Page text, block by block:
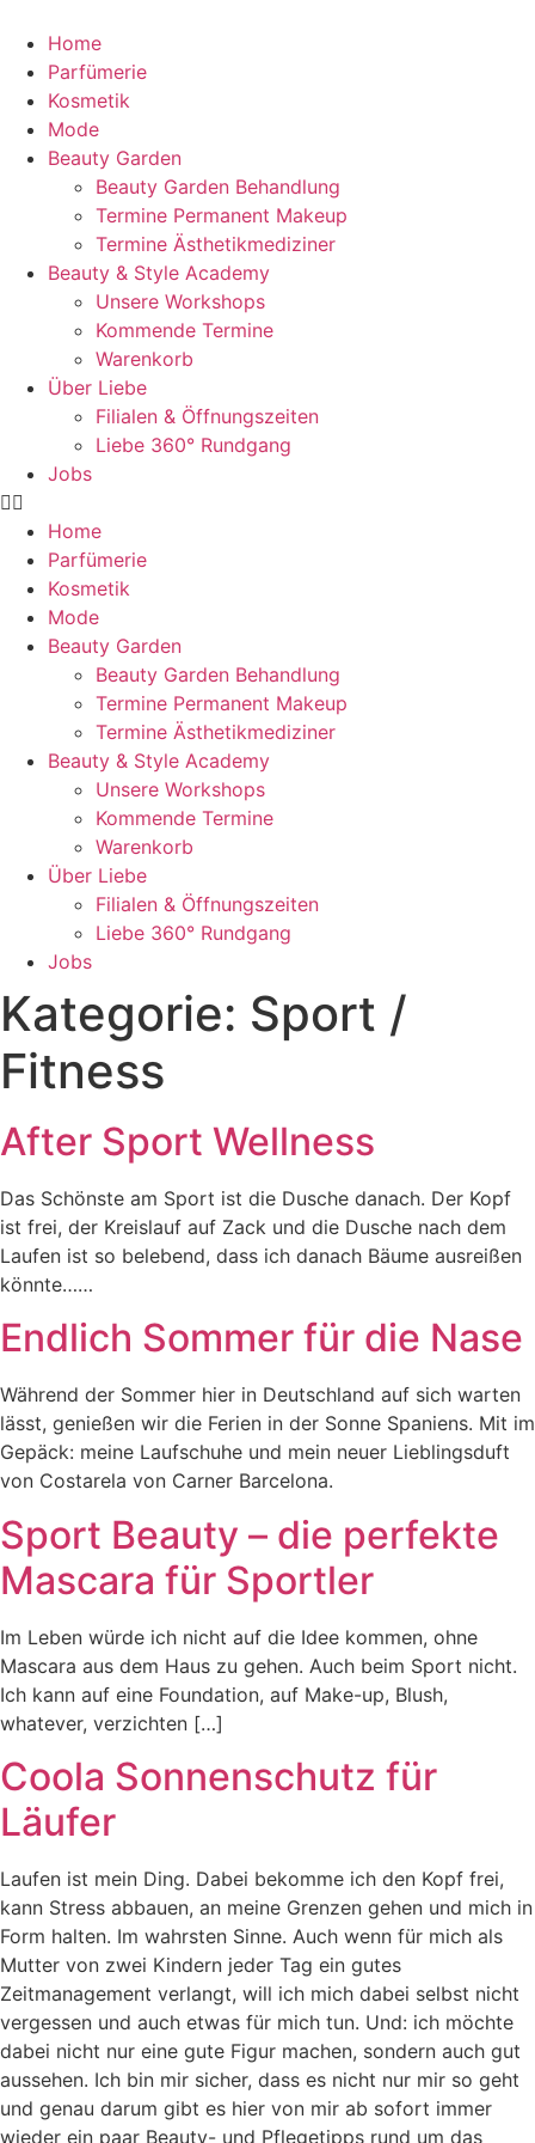
Home
Parfümerie
Kosmetik
Mode
Beauty Garden
Beauty Garden Behandlung
Termine Permanent Makeup
Termine Ästhetikmediziner
Beauty & Style Academy
Unsere Workshops
Kommende Termine
Warenkorb
Über Liebe
Filialen & Öffnungszeiten
Liebe 360° Rundgang
Jobs
Home
Parfümerie
Kosmetik
Mode
Beauty Garden
Beauty Garden Behandlung
Termine Permanent Makeup
Termine Ästhetikmediziner
Beauty & Style Academy
Unsere Workshops
Kommende Termine
Warenkorb
Über Liebe
Filialen & Öffnungszeiten
Liebe 360° Rundgang
Jobs
Kategorie: Sport /
Fitness
After Sport Wellness
Das Schönste am Sport ist die Dusche danach. Der Kopf
ist frei, der Kreislauf auf Zack und die Dusche nach dem
Laufen ist so belebend, dass ich danach Bäume ausreißen
könnte……
Endlich Sommer für die Nase
Während der Sommer hier in Deutschland auf sich warten
lässt, genießen wir die Ferien in der Sonne Spaniens. Mit im
Gepäck: meine Laufschuhe und mein neuer Lieblingsduft
von Costarela von Carner Barcelona.
Sport Beauty – die perfekte
Mascara für Sportler
Im Leben würde ich nicht auf die Idee kommen, ohne
Mascara aus dem Haus zu gehen. Auch beim Sport nicht.
Ich kann auf eine Foundation, auf Make-up, Blush,
whatever, verzichten […]
Coola Sonnenschutz für
Läufer
Laufen ist mein Ding. Dabei bekomme ich den Kopf frei,
kann Stress abbauen, an meine Grenzen gehen und mich in
Form halten. Im wahrsten Sinne. Auch wenn für mich als
Mutter von zwei Kindern jeder Tag ein gutes
Zeitmanagement verlangt, will ich mich dabei selbst nicht
vergessen und auch etwas für mich tun. Und: ich möchte
dabei nicht nur eine gute Figur machen, sondern auch gut
aussehen. Ich bin mir sicher, dass es nicht nur mir so geht
und genau darum gibt es hier von mir ab sofort immer
wieder ein paar Beauty- und Pflegetipps rund um das